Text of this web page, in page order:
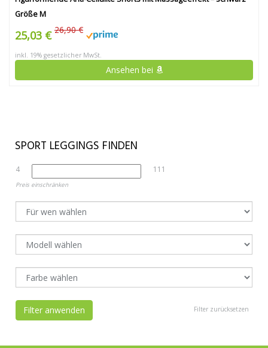
Größe M
25,03 € 26,90 €
inkl. 19% gesetzlicher MwSt.
Ansehen bei
SPORT LEGGINGS FINDEN
4 111
Preis einschränken
Filter zurücksetzen
Filter anwenden